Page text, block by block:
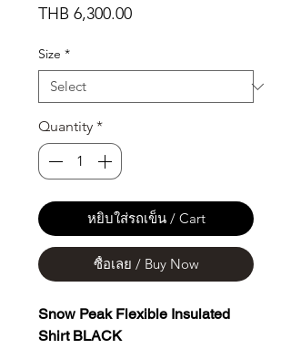
THB 6,300.00Price
Size *
Quantity *
หยิบใส่รถเข็น / Cart
ซื้อเลย / Buy Now
Snow Peak Flexible Insulated
Shirt BLACK